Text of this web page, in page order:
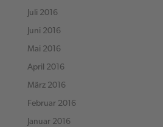
Juli 2016
Juni 2016
Mai 2016
April 2016
März 2016
Februar 2016
Januar 2016